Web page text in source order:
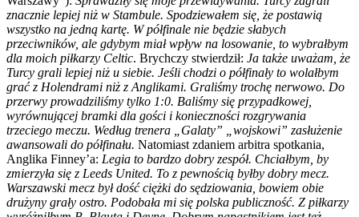
znacznie lepiej niż w Stambule. Spodziewałem się, że postawią
wszystko na jedną kartę. W półfinale nie będzie słabych
przeciwników, ale gdybym miał wpływ na losowanie, to wybrałbym
dla moich piłkarzy Celtic. Brychczy stwierdził: Ja także uważam, że
Turcy grali lepiej niż u siebie. Jeśli chodzi o półfinały to wolałbym
grać z Holendrami niż z Anglikami. Graliśmy trochę nerwowo. Do
przerwy prowadziliśmy tylko 1:0. Baliśmy się przypadkowej,
wyrównującej bramki dla gości i konieczności rozgrywania
trzeciego meczu. Według trenera „Galaty” „wojskowi” zasłużenie
awansowali do półfinału. Natomiast zdaniem arbitra spotkania,
Anglika Finney’a: Legia to bardzo dobry zespół. Chciałbym, by
zmierzyła się z Leeds United. To z pewnością byłby dobry mecz.
Warszawski mecz był dość ciężki do sędziowania, bowiem obie
drużyny grały ostro. Podobała mi się polska publiczność. Z piłkarzy